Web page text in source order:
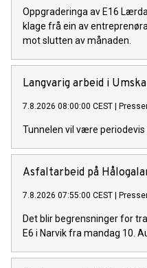
Oppgraderinga av E16
klage frå ein av
mot slutten av månaden.
Langvarig arbeid i
7.8.2026 08:00:00 CEST |
Tunnelen vil være
Asfaltarbeid på
7.8.2026 07:55:00 CEST |
Det blir begrensninger for
E6 i Narvik fra mandag 10.